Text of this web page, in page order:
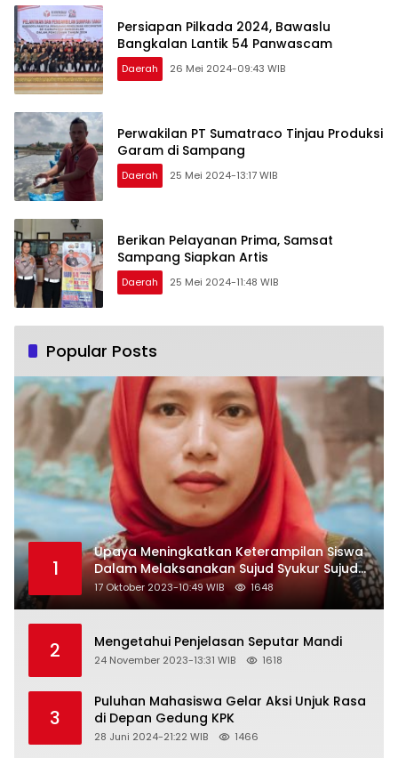
Persiapan Pilkada 2024, Bawaslu
Bangkalan Lantik 54 Panwascam
Daerah 26 Mei 2024-09:43 WIB
Perwakilan PT Sumatraco Tinjau Produksi
Garam di Sampang
Daerah 25 Mei 2024-13:17 WIB
Berikan Pelayanan Prima, Samsat
Sampang Siapkan Artis
Daerah 25 Mei 2024-11:48 WIB
Popular Posts
1
Upaya Meningkatkan Keterampilan Siswa
Dalam Melaksanakan Sujud Syukur Sujud
Sahwi dan Sujud Tilawah Dengan
Menggunakan Model Pembelajaran
Nujum Sampang
17 Oktober 2023-10:49 WIB 1648
2 Mengetahui Penjelasan Seputar Mandi
24 November 2023-13:31 WIB 1618
3
Puluhan Mahasiswa Gelar Aksi Unjuk Rasa
di Depan Gedung KPK
28 Juni 2024-21:22 WIB 1466